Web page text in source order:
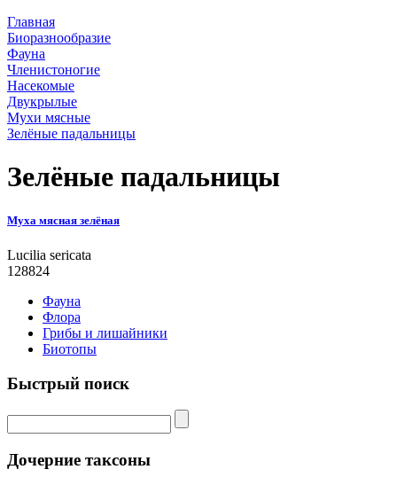
Главная
Биоразнообразие
Фауна
Членистоногие
Насекомые
Двукрылые
Мухи мясные
Зелёные падальницы
Зелёные падальницы
Муха мясная зелёная
Lucilia sericata
128824
Фауна
Флора
Грибы и лишайники
Биотопы
Быстрый поиск
Дочерние таксоны